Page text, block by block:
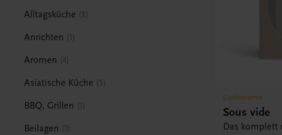
Alltagsküche 8
Anrichten 1
Aromen 4
Asiatische Küche 5
BBQ, Grillen 1
Beilagen 1
Gastronomie
Sous vide
Das komplett